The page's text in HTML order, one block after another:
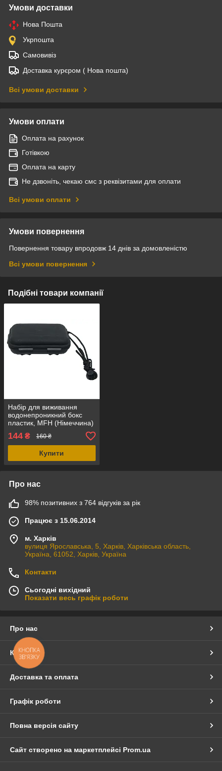
Умови доставки
Нова Пошта
Укрпошта
Самовивіз
Доставка курєром ( Нова пошта)
Всі умови доставки
Умови оплати
Оплата на рахунок
Готівкою
Оплата на карту
Не дзвоніть, чекаю смс з реквізитами для оплати
Всі умови оплати
Умови повернення
Повернення товару впродовж 14 днів за домовленістю
Всі умови повернення
Подібні товари компанії
Набір для виживання
водонепроникний бокс
пластик, MFH (Німеччина)
144 ₴ 160 ₴
Купити
Про нас
98% позитивних з 764 відгуків за рік
Працює з 15.06.2014
м. Харків
вулиця Ярославська, 5, Харків, Харківська область,
Україна, 61052, Харків, Україна
Контакти
Сьогодні вихідний
Показати весь графік роботи
Про нас
Контакти
Доставка та оплата
Графік роботи
Повна версія сайту
Сайт створено на маркетплейсі Prom.ua
КНОПКА
ЗВ'ЯЗКУ